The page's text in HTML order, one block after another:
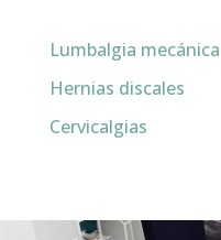
Lumbalgia mecánica
Hernias discales
Cervicalgias